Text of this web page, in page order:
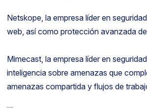
Netskope, la empresa líder en
web, así como protección avanzada
Mimecast, la empresa líder en
inteligencia sobre amenazas que
amenazas compartida y flujos de